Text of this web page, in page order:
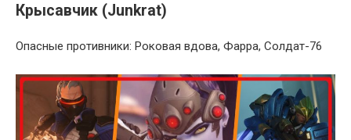
Крысавчик (Junkrat)
Опасные противники: Роковая вдова, Фарра, Солдат-76